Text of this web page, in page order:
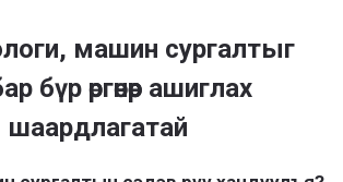
машин сургалтыг
бүр өргөнөөр ашиглах
шаардлагатай